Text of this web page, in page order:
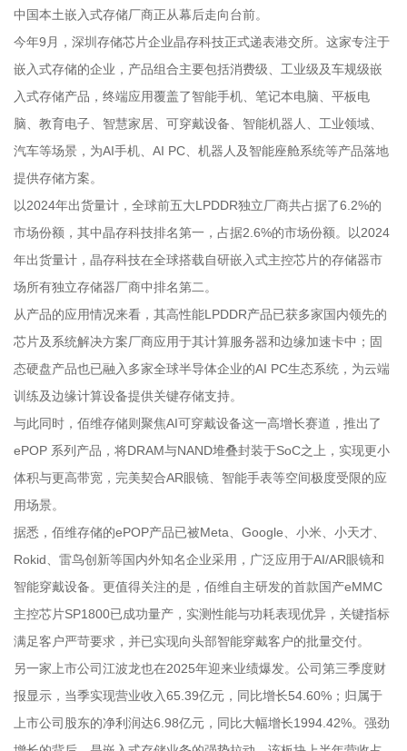
中国本土嵌入式存储厂商正从幕后走向台前。
今年9月，深圳存储芯片企业晶存科技正式递表港交所。这家专注于
嵌入式存储的企业，产品组合主要包括消费级、工业级及车规级嵌
入式存储产品，终端应用覆盖了智能手机、笔记本电脑、平板电
脑、教育电子、智慧家居、可穿戴设备、智能机器人、工业领域、
汽车等场景，为AI手机、AI PC、机器人及智能座舱系统等产品落地
提供存储方案。
以2024年出货量计，全球前五大LPDDR独立厂商共占据了6.2%的
市场份额，其中晶存科技排名第一，占据2.6%的市场份额。以2024
年出货量计，晶存科技在全球搭载自研嵌入式主控芯片的存储器市
场所有独立存储器厂商中排名第二。
从产品的应用情况来看，其高性能LPDDR产品已获多家国内领先的
芯片及系统解决方案厂商应用于其计算服务器和边缘加速卡中；固
态硬盘产品也已融入多家全球半导体企业的AI PC生态系统，为云端
训练及边缘计算设备提供关键存储支持。
与此同时，佰维存储则聚焦AI可穿戴设备这一高增长赛道，推出了
ePOP 系列产品，将DRAM与NAND堆叠封装于SoC之上，实现更小
体积与更高带宽，完美契合AR眼镜、智能手表等空间极度受限的应
用场景。
据悉，佰维存储的ePOP产品已被Meta、Google、小米、小天才、
Rokid、雷鸟创新等国内外知名企业采用，广泛应用于AI/AR眼镜和
智能穿戴设备。更值得关注的是，佰维自主研发的首款国产eMMC
主控芯片SP1800已成功量产，实测性能与功耗表现优异，关键指标
满足客户严苛要求，并已实现向头部智能穿戴客户的批量交付。
另一家上市公司江波龙也在2025年迎来业绩爆发。公司第三季度财
报显示，当季实现营业收入65.39亿元，同比增长54.60%；归属于
上市公司股东的净利润达6.98亿元，同比大幅增长1994.42%。强劲